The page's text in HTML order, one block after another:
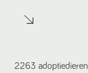
2263 adoptiedieren